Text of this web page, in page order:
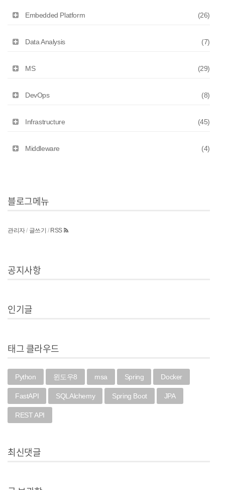
Embedded Platform (26)
Data Analysis (7)
MS (29)
DevOps (8)
Infrastructure (45)
Middleware (4)
블로그메뉴
관리자/ 글쓰기 / RSS
공지사항
인기글
태그 클라우드
Python 윈도우8 msa Spring Docker
FastAPI SQLAlchemy Spring Boot JPA
REST API
최신댓글